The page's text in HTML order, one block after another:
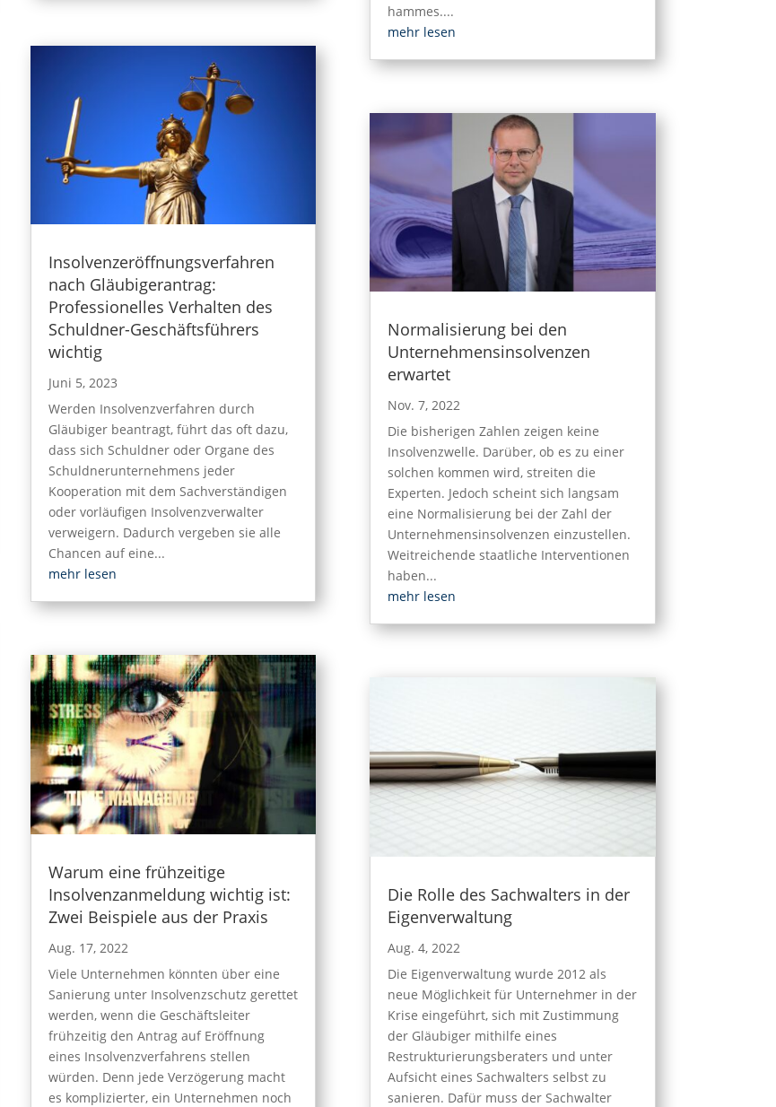
Insolvenzeröffnungsverfahren
nach Gläubigerantrag:
Professionelles Verhalten des
Schuldner-Geschäftsführers
wichtig
Juni 5, 2023
Werden Insolvenzverfahren durch
Gläubiger beantragt, führt das oft dazu,
dass sich Schuldner oder Organe des
Schuldnerunternehmens jeder
Kooperation mit dem Sachverständigen
oder vorläufigen Insolvenzverwalter
verweigern. Dadurch vergeben sie alle
Chancen auf eine...
mehr lesen
Warum eine frühzeitige
Insolvenzanmeldung wichtig ist:
Zwei Beispiele aus der Praxis
Aug. 17, 2022
Viele Unternehmen könnten über eine
Sanierung unter Insolvenzschutz gerettet
werden, wenn die Geschäftsleiter
frühzeitig den Antrag auf Eröffnung
eines Insolvenzverfahrens stellen
würden. Denn jede Verzögerung macht
es komplizierter, ein Unternehmen noch
hammes....
mehr lesen
Normalisierung bei den
Unternehmensinsolvenzen
erwartet
Nov. 7, 2022
Die bisherigen Zahlen zeigen keine
Insolvenzwelle. Darüber, ob es zu einer
solchen kommen wird, streiten die
Experten. Jedoch scheint sich langsam
eine Normalisierung bei der Zahl der
Unternehmensinsolvenzen einzustellen.
Weitreichende staatliche Interventionen
haben...
mehr lesen
Die Rolle des Sachwalters in der
Eigenverwaltung
Aug. 4, 2022
Die Eigenverwaltung wurde 2012 als
neue Möglichkeit für Unternehmer in der
Krise eingeführt, sich mit Zustimmung
der Gläubiger mithilfe eines
Restrukturierungsberaters und unter
Aufsicht eines Sachwalters selbst zu
sanieren. Dafür muss der Sachwalter